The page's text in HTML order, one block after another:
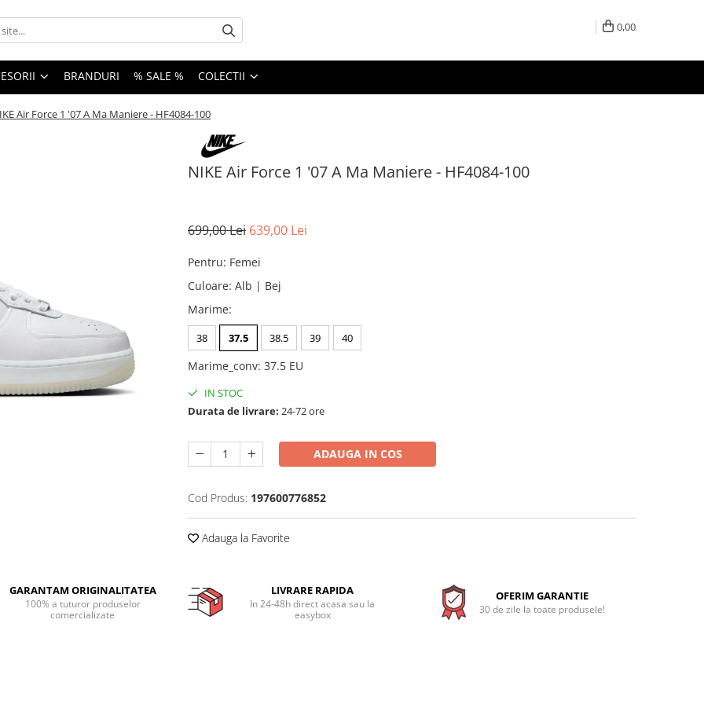
0,00
BRANDURI % SALE % COLECTII
Air Force 1 '07 A Ma Maniere - HF4084-100
NIKE Air Force 1 '07 A Ma Maniere - HF4084-100
699,00 Lei 639,00 Lei
Pentru: Femei
Culoare: Alb | Bej
Marime:
38 37.5 38.5 39 40
Marime_conv: 37.5 EU
IN STOC
Durata de livrare: 24-72 ore
ADAUGA IN COS
Cod Produs: 197600776852
Adauga la Favorite
GARANTAM ORIGINALITATEA
100% a tuturor produselor
comercializate
LIVRARE RAPIDA
In 24-48h direct acasa sau la
easybox
OFERIM GARANTIE
30 de zile la toate produsele!